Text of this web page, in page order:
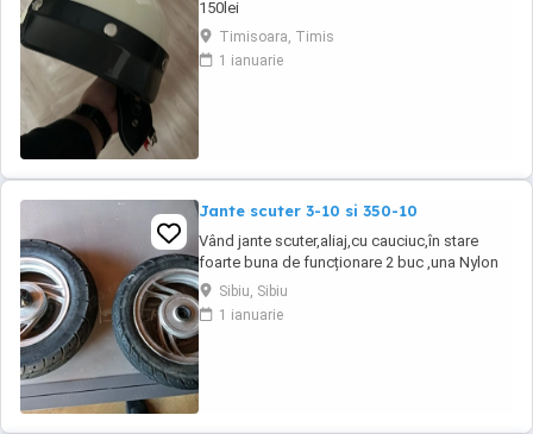
150lei
Timisoara, Timis
1 ianuarie
Jante scuter 3-10 si 350-10
Vând jante scuter,aliaj,cu cauciuc,în stare
foarte buna de funcționare 2 buc ,una Nylon
de 3.0-10 și Duro de 3.50-10 , trimit și în
țară,mai multe detalii despre acest subiect la
telefon, prețul este per bucata
Sibiu, Sibiu
1 ianuarie